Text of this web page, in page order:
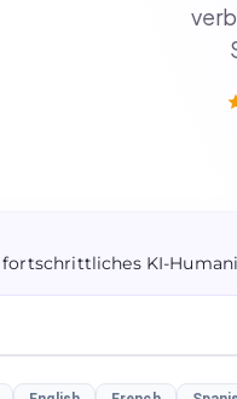
fortschrittliches KI-